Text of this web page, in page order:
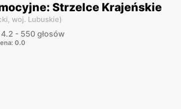
Strzelce Krajeńskie
woj. Lubuskie)
- 550 głosów
0.0